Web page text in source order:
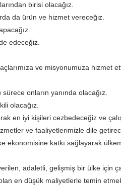
birisi olacağız.
da ürün ve hizmet vereceğiz.
edeceğiz.
ve misyonumuza hizmet
onların yanında olacağız.
olacağız.
en iyi kişileri cezbedeceğiz ve
ve faaliyetlerimizle dile
ekonomisine katkı sağlayarak
adaletli, gelişmiş bir ülke için
en düşük maliyetlerle temin